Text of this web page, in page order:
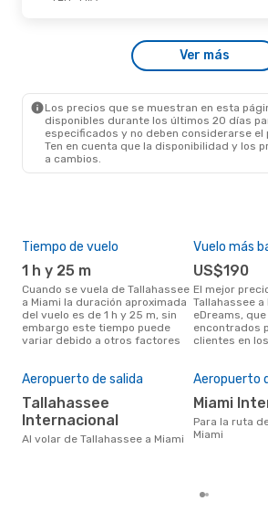
- Lun., 28 De Sep.
American Airlines
DirectoVer más
Los precios que se muestran en esta
disponibles durante los últimos 20 días
especificados y no deben considerarse el
Ten en cuenta que la disponibilidad y los
a cambios.
Tiempo de vuelo
1 h y 25 m
Cuando se vuela de Tallahassee
a Miami la duración aproximada
del vuelo es de 1 h y 25 m, sin
embargo este tiempo puede
variar debido a otros factores
Vuelo más
US$190
El mejor precio para vuelos de
Tallahassee
eDreams,
encontrados
clientes en
Aeropuerto de salida
Tallahassee
Internacional
Al volar de Tallahassee a Miami
Aeropuerto
Miami
Para la ruta de Tallahassee a
Miami